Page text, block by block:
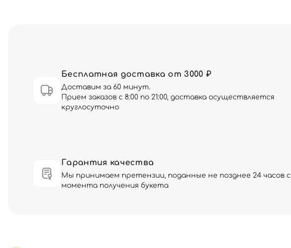
Бесплатная доставка от 3000 ₽
Доставим за 60 минут.
Прием заказов с 8:00 по 21:00, доставка осуществляется
круглосуточно
Гарантия качества
Мы принимаем претензии, поданные не позднее 24 часов с
момента получения букета